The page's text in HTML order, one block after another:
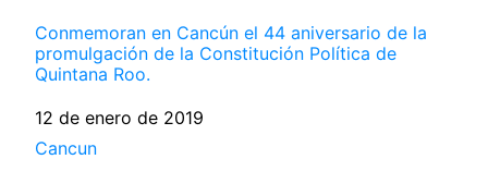
Conmemoran en Cancún el 44 aniversario de la
promulgación de la Constitución Política de
Quintana Roo.
Fecha
12 de enero de 2019
Respecto a
Cancun